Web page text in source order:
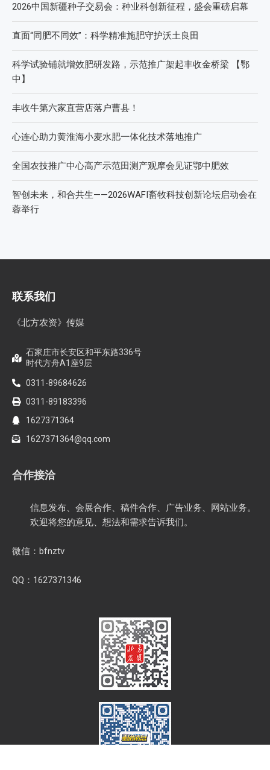
2026中国新疆种子交易会：种业科创新征程，盛会重磅启幕
直面“同肥不同效”：科学精准施肥守护沃土良田
科学试验铺就增效肥研发路，示范推广架起丰收金桥梁 【鄂
中】
丰收牛第六家直营店落户曹县！
心连心助力黄淮海小麦水肥一体化技术落地推广
全国农技推广中心高产示范田测产观摩会见证鄂中肥效
智创未来，和合共生——2026WAFI畜牧科技创新论坛启动会在
蓉举行
联系我们
《北方农资》传媒
石家庄市长安区和平东路336号
时代方舟A1座9层
0311-89684626
0311-89183396
1627371364
1627371364@qq.com
合作接洽
信息发布、会展合作、稿件合作、广告业务、网站业务。
欢迎将您的意见、想法和需求告诉我们。
微信：bfnztv
QQ：1627371346